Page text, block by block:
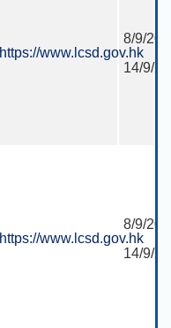
https://www.lcsd.gov.hk
8/9/
14/9/
https://www.lcsd.gov.hk
8/9/
14/9/